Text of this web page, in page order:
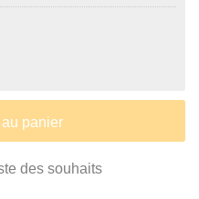
panier
des souhaits